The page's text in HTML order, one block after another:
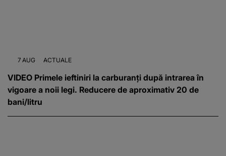
7 AUG ACTUALE
VIDEO Primele ieftiniri la carburanți după intrarea în
vigoare a noii legi. Reducere de aproximativ 20 de
bani/litru